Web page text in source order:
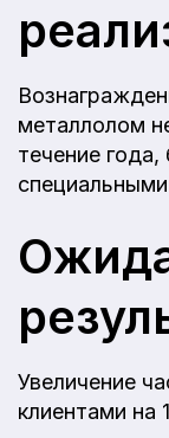
металлолом
течение
Увеличение
клиентами на